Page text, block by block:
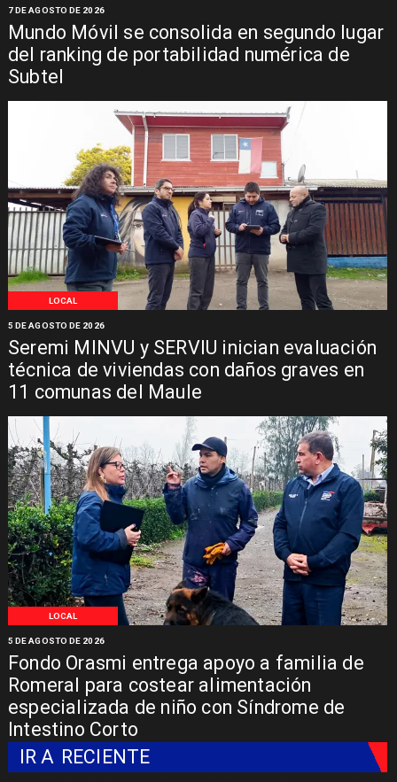
Mundo Móvil se consolida en segundo lugar
del ranking de portabilidad numérica de
Subtel
7 DE AGOSTO DE 2026
LOCAL
Seremi MINVU y SERVIU inician evaluación
técnica de viviendas con daños graves en
11 comunas del Maule
5 DE AGOSTO DE 2026
LOCAL
Fondo Orasmi entrega apoyo a familia de
Romeral para costear alimentación
especializada de niño con Síndrome de
Intestino Corto
5 DE AGOSTO DE 2026
IR A RECIENTE